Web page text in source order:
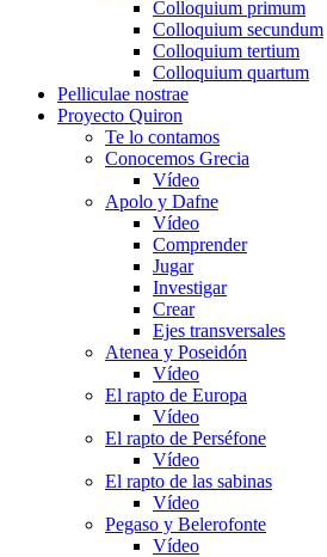
Colloquium primum
Colloquium secundum
Colloquium tertium
Colloquium quartum
Pelliculae nostrae
Proyecto Quiron
Te lo contamos
Conocemos Grecia
Vídeo
Apolo y Dafne
Vídeo
Comprender
Jugar
Investigar
Crear
Ejes transversales
Atenea y Poseidón
Vídeo
El rapto de Europa
Vídeo
El rapto de Perséfone
Vídeo
El rapto de las sabinas
Vídeo
Pegaso y Belerofonte
Vídeo